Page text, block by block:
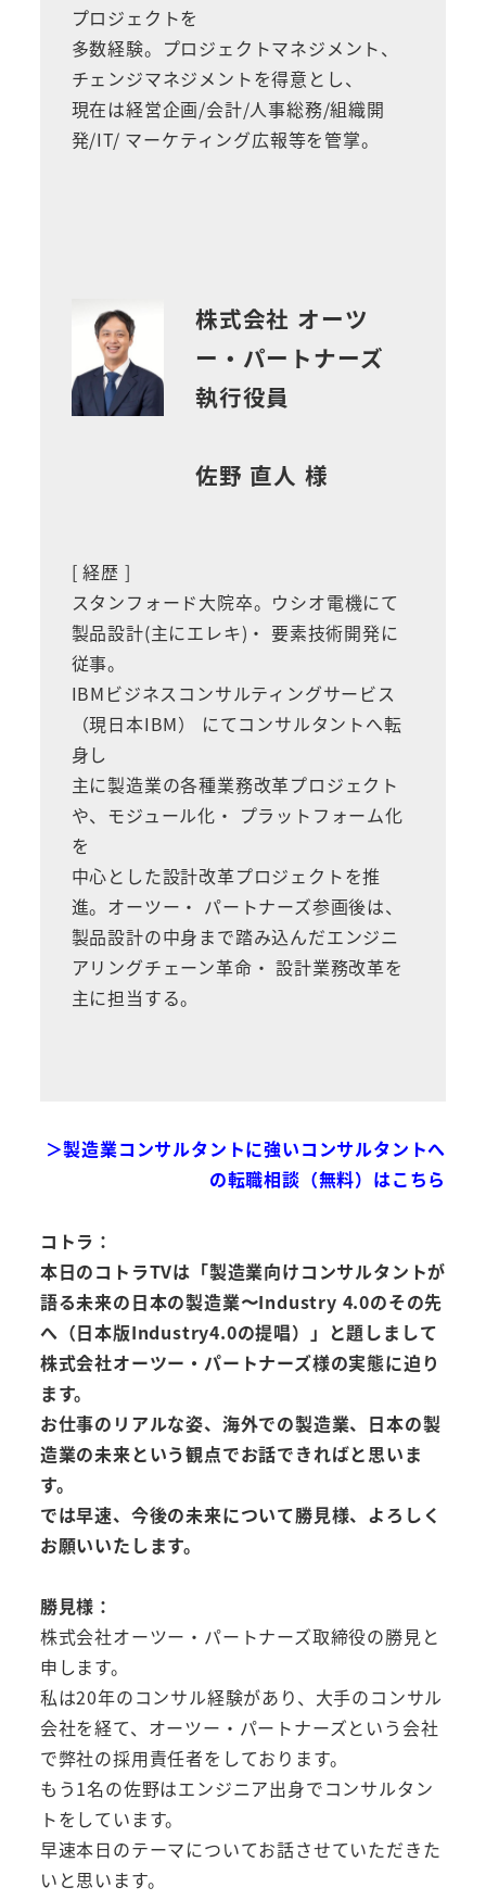
プロジェクトを
多数経験。プロジェクトマネジメント、
チェンジマネジメントを得意とし、
現在は経営企画/会計/人事総務/組織開
発/IT/ マーケティング広報等を管掌。
株式会社 オーツ
ー・パートナーズ
執行役員
佐野 直人 様
[ 経歴 ]
スタンフォード大院卒。ウシオ電機にて
製品設計(主にエレキ)・ 要素技術開発に
従事。
IBMビジネスコンサルティングサービス
（現日本IBM） にてコンサルタントへ転
身し
主に製造業の各種業務改革プロジェクト
や、モジュール化・ プラットフォーム化
を
中心とした設計改革プロジェクトを推
進。オーツー・ パートナーズ参画後は、
製品設計の中身まで踏み込んだエンジニ
アリングチェーン革命・ 設計業務改革を
主に担当する。
＞製造業コンサルタントに強いコンサルタントへ
の転職相談（無料）はこちら
コトラ：
本日のコトラTVは「製造業向けコンサルタントが
語る未来の日本の製造業〜Industry 4.0のその先
へ（日本版Industry4.0の提唱）」と題しまして
株式会社オーツー・パートナーズ様の実態に迫り
ます。
お仕事のリアルな姿、海外での製造業、日本の製
造業の未来という観点でお話できればと思いま
す。
では早速、今後の未来について勝見様、よろしく
お願いいたします。
勝見様：
株式会社オーツー・パートナーズ取締役の勝見と
申します。
私は20年のコンサル経験があり、大手のコンサル
会社を経て、オーツー・パートナーズという会社
で弊社の採用責任者をしております。
もう1名の佐野はエンジニア出身でコンサルタン
トをしています。
早速本日のテーマについてお話させていただきた
いと思います。